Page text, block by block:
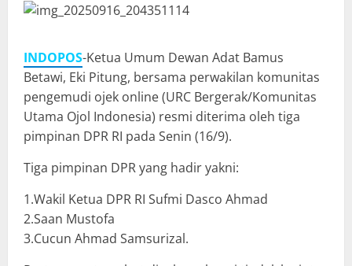
INDOPOS-Ketua Umum Dewan Adat Bamus
Betawi, Eki Pitung, bersama perwakilan komunitas
pengemudi ojek online (URC Bergerak/Komunitas
Utama Ojol Indonesia) resmi diterima oleh tiga
pimpinan DPR RI pada Senin (16/9).
Tiga pimpinan DPR yang hadir yakni:
1.Wakil Ketua DPR RI Sufmi Dasco Ahmad
2.Saan Mustofa
3.Cucun Ahmad Samsurizal.